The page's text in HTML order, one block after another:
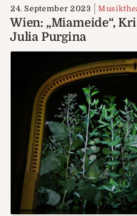
24. September 2023
Wien: „Miameide“,
Julia Purgina